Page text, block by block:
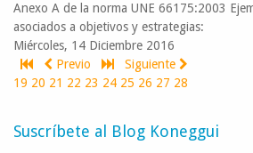
Anexo A de la norma UNE 66175:2003
asociados a objetivos y estrategias:
Miércoles, 14 Diciembre 2016
Previo
Siguiente
19 20 21 22 23 24 25 26 27 28
Suscríbete al Blog Koneggui